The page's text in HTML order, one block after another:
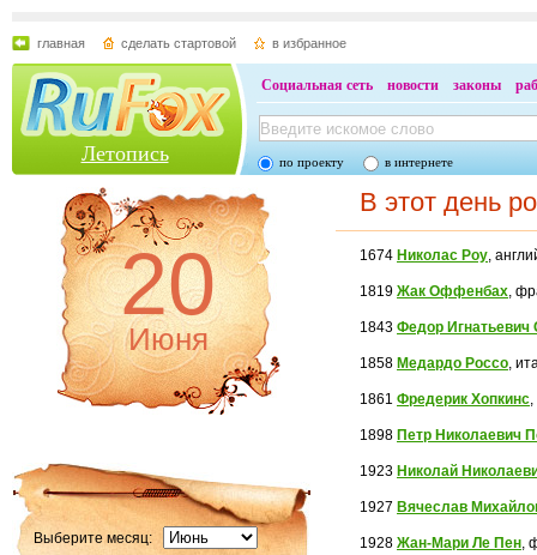
главная сделать стартовой в избранное
Летопись
Социальная сеть новости законы
по проекту в интернете
20
Июня
Выберите месяц:
В этот день
1674 Николас Роу,
1819Жак Оффенбах,
1843Федор Игнатьевич
1858 Медардо Россо,
1861Фредерик Хопкинс
1898 Петр Николаевич
1923 Николай
1927 Вячеслав
1928Жан-Мари Ле Пен,